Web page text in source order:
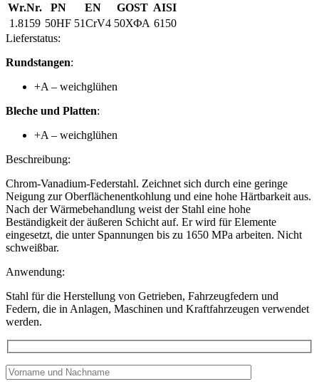
Wr.Nr.
PN EN GOST AISI
1.8159 50HF 51CrV4 50ХФА 6150
Lieferstatus:
Rundstangen:
+A – weichglühen
Bleche und Platten:
+A – weichglühen
Beschreibung:
Chrom-Vanadium-Federstahl. Zeichnet sich durch eine geringe
Neigung zur Oberflächenentkohlung und eine hohe Härtbarkeit aus.
Nach der Wärmebehandlung weist der Stahl eine hohe
Beständigkeit der äußeren Schicht auf. Er wird für Elemente
eingesetzt, die unter Spannungen bis zu 1650 MPa arbeiten. Nicht
schweißbar.
Anwendung:
Stahl für die Herstellung von Getrieben, Fahrzeugfedern und
Federn, die in Anlagen, Maschinen und Kraftfahrzeugen verwendet
werden.